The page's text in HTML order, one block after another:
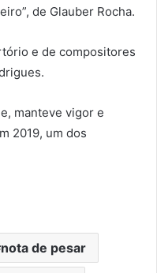
de Glauber Rocha.
e de compositores
manteve vigor e
2019, um dos
nota de pesar